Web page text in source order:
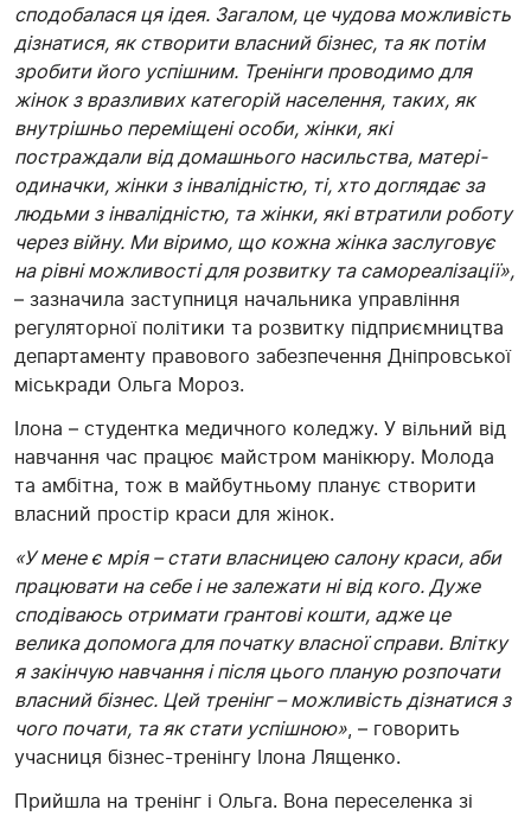
сподобалася ця ідея. Загалом, це чудова можливість
дізнатися, як створити власний бізнес, та як потім
зробити його успішним. Тренінги проводимо для
жінок з вразливих категорій населення, таких, як
внутрішньо переміщені особи, жінки, які
постраждали від домашнього насильства, матері-
одиначки, жінки з інвалідністю, ті, хто доглядає за
людьми з інвалідністю, та жінки, які втратили роботу
через війну. Ми віримо, що кожна жінка заслуговує
на рівні можливості для розвитку та самореалізації»,
– зазначила заступниця начальника управління
регуляторної політики та розвитку підприємництва
департаменту правового забезпечення Дніпровської
міськради Ольга Мороз.
Ілона – студентка медичного коледжу. У вільний від
навчання час працює майстром манікюру. Молода
та амбітна, тож в майбутньому планує створити
власний простір краси для жінок.
«У мене є мрія – стати власницею салону краси, аби
працювати на себе і не залежати ні від кого. Дуже
сподіваюсь отримати грантові кошти, адже це
велика допомога для початку власної справи. Влітку
я закінчую навчання і після цього планую розпочати
власний бізнес. Цей тренінг – можливість дізнатися з
чого почати, та як стати успішною», – говорить
учасниця бізнес-тренінгу Ілона Лященко.
Прийшла на тренінг і Ольга. Вона переселенка зі